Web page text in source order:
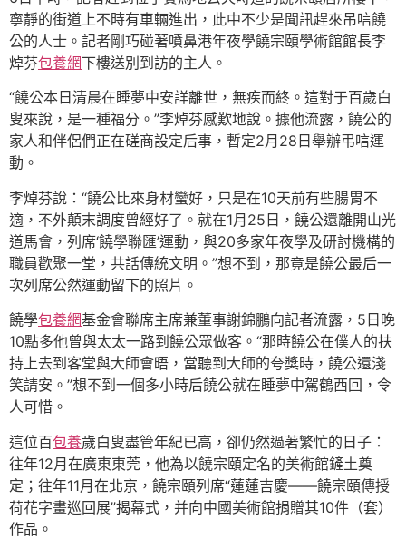
寧靜的街道上不時有車輛進出，此中不少是聞訊趕來吊唁饒
公的人士。記者剛巧碰著噴鼻港年夜學饒宗頤學術館館長李
焯芬包養網下樓送別到訪的主人。
“饒公本日清晨在睡夢中安詳離世，無疾而終。這對于百歲白
叟來說，是一種福分。”李焯芬感歎地說。據他流露，饒公的
家人和伴侶們正在磋商設定后事，暫定2月28日舉辦弔唁運
動。
李焯芬說：“饒公比來身材蠻好，只是在10天前有些腸胃不
適，不外顛末調度曾經好了。就在1月25日，饒公還離開山光
道馬會，列席‘饒學聯匯’運動，與20多家年夜學及研討機構的
職員歡聚一堂，共話傳統文明。”想不到，那竟是饒公最后一
次列席公然運動留下的照片。
饒學包養網基金會聯席主席兼董事謝錦鵬向記者流露，5日晚
10點多他曾與太太一路到饒公眾做客。“那時饒公在僕人的扶
持上去到客堂與大師會晤，當聽到大師的夸獎時，饒公還淺
笑請安。”想不到一個多小時后饒公就在睡夢中駕鶴西回，令
人可惜。
這位百包養歲白叟盡管年紀已高，卻仍然過著繁忙的日子：
往年12月在廣東東莞，他為以饒宗頤定名的美術館鏟土奠
定；往年11月在北京，饒宗頤列席“蓮蓮吉慶——饒宗頤傳授
荷花字畫巡回展”揭幕式，并向中國美術館捐贈其10件（套）
作品。